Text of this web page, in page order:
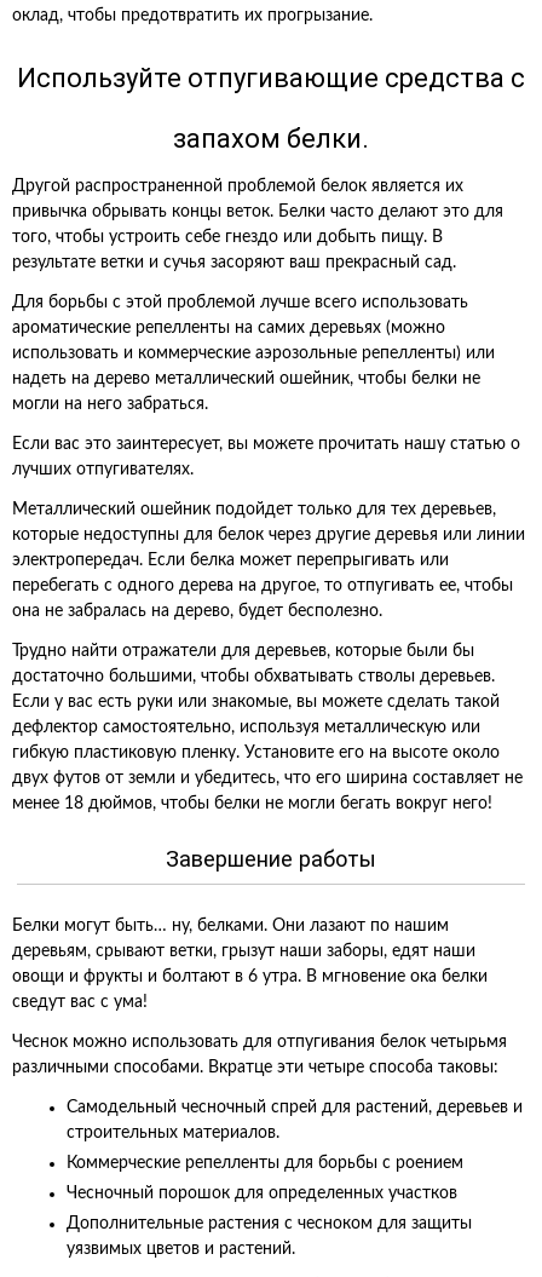
оклад, чтобы предотвратить их прогрызание.
Используйте отпугивающие средства с
запахом белки.
Другой распространенной проблемой белок является их
привычка обрывать концы веток. Белки часто делают это для
того, чтобы устроить себе гнездо или добыть пищу. В
результате ветки и сучья засоряют ваш прекрасный сад.
Для борьбы с этой проблемой лучше всего использовать
ароматические репелленты на самих деревьях (можно
использовать и коммерческие аэрозольные репелленты) или
надеть на дерево металлический ошейник, чтобы белки не
могли на него забраться.
Если вас это заинтересует, вы можете прочитать нашу статью о
лучших отпугивателях.
Металлический ошейник подойдет только для тех деревьев,
которые недоступны для белок через другие деревья или линии
электропередач. Если белка может перепрыгивать или
перебегать с одного дерева на другое, то отпугивать ее, чтобы
она не забралась на дерево, будет бесполезно.
Трудно найти отражатели для деревьев, которые были бы
достаточно большими, чтобы обхватывать стволы деревьев.
Если у вас есть руки или знакомые, вы можете сделать такой
дефлектор самостоятельно, используя металлическую или
гибкую пластиковую пленку. Установите его на высоте около
двух футов от земли и убедитесь, что его ширина составляет не
менее 18 дюймов, чтобы белки не могли бегать вокруг него!
Завершение работы
Белки могут быть… ну, белками. Они лазают по нашим
деревьям, срывают ветки, грызут наши заборы, едят наши
овощи и фрукты и болтают в 6 утра. В мгновение ока белки
сведут вас с ума!
Чеснок можно использовать для отпугивания белок четырьмя
различными способами. Вкратце эти четыре способа таковы:
Самодельный чесночный спрей для растений, деревьев и
строительных материалов.
Коммерческие репелленты для борьбы с роением
Чесночный порошок для определенных участков
Дополнительные растения с чесноком для защиты
уязвимых цветов и растений.